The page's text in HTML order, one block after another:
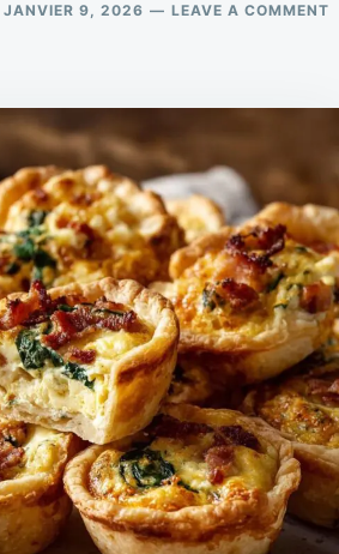
JANVIER 9, 2026 LEAVE A COMMENT